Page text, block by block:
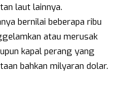
laut lainnya.
bernilai beberapa ribu
atau merusak
kapal perang yang
bahkan milyaran dolar.